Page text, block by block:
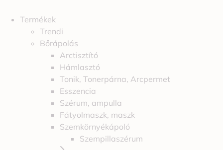
Termékek
Trendi
Bőrápolás
Arctisztító
Hámlasztó
Tonik, Tonerpárna, Arcpermet
Esszencia
Szérum, ampulla
Fátyolmaszk, maszk
Szemkörnyékápoló
Szempillaszérum